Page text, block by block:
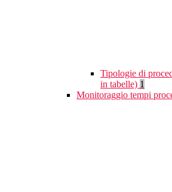
Tipologie di
in tabelle) 1
Monitoraggio tempi